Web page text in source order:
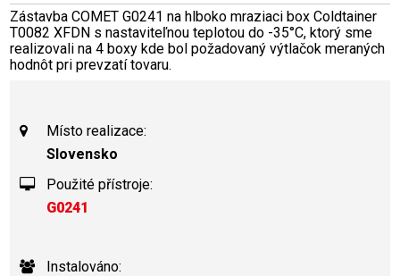
Zástavba COMET G0241 na hlboko mraziaci box Coldtainer
T0082 XFDN s nastaviteľnou teplotou do -35°C, ktorý sme
realizovali na 4 boxy kde bol požadovaný výtlačok meraných
hodnôt pri prevzatí tovaru.
Místo realizace:
Slovensko
Použité přístroje:
G0241
Instalováno: